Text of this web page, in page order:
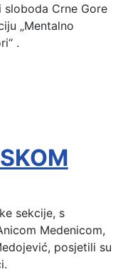
Crne Gore
„Mentalno
.
sekcije, s
Medenicom,
posjetili su